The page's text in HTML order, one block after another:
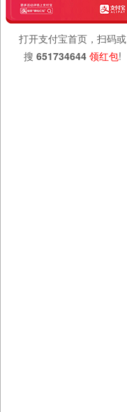
打开支付宝首页，扫码或
搜 651734644 领红包!